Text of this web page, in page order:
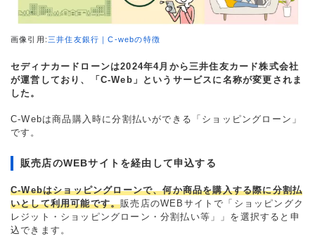
画像引用: 三井住友銀行｜C-webの特徴
セディナカードローンは2024年4月から三井住友カード株式会社
が運営しており、「C-Web」というサービスに名称が変更されま
した。
C-Webは商品購入時に分割払いができる「ショッピングローン」
です。
販売店のWEBサイトを経由して申込する
C-Webはショッピングローンで、何か商品を購入する際に分割払
いとして利用可能です。販売店のWEBサイトで「ショッピングク
レジット・ショッピングローン・分割払い等」」を選択すると申
込できます。